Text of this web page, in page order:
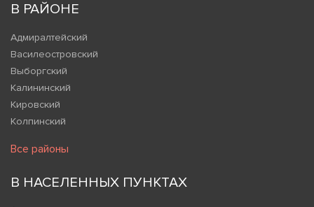
В РАЙОНЕ
Адмиралтейский
Василеостровский
Выборгский
Калининский
Кировский
Колпинский
Все районы
В НАСЕЛЕННЫХ ПУНКТАХ